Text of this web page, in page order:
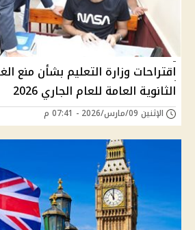
اقتراحات وزارة التعليم بشأن منع
الثانوية العامة للعام الجاري 2026
الإثنين 09/مارس/2026 - 07:41 م